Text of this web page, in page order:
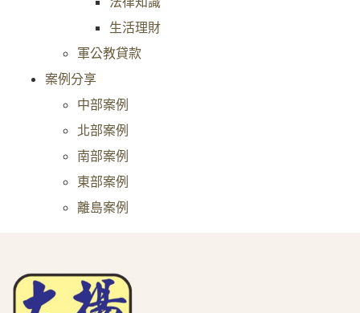
生活理財
軍公教貸款
案例分享
中部案例
北部案例
南部案例
東部案例
離島案例